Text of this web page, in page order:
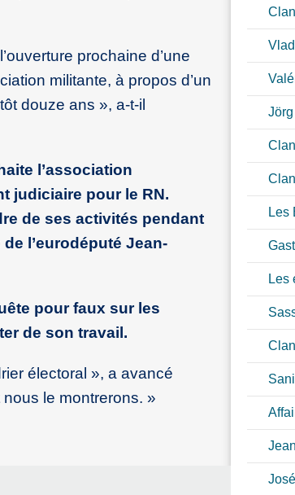
prochaine d’une
militante, à propos d’un
douze ans », a-t-il
l’association
judiciaire pour le RN.
de ses activités pendant
l’eurodéputé Jean-
pour faux sur les
de son travail.
électoral », a avancé
nous le montrerons. »
Les
Les